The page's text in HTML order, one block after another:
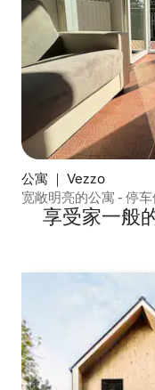
公寓 ｜ Vezzo
宽敞明亮的公寓 - 停
享受家一般